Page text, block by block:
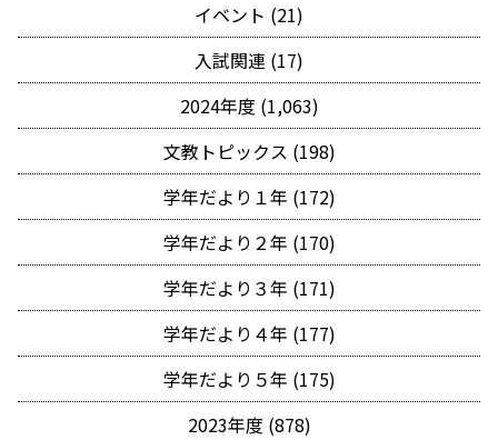
イベント (21)
入試関連 (17)
2024年度 (1,063)
文教トピックス (198)
学年だより１年 (172)
学年だより２年 (170)
学年だより３年 (171)
学年だより４年 (177)
学年だより５年 (175)
2023年度 (878)